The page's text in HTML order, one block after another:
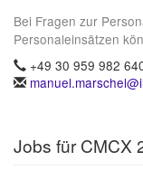
Bei Fragen zur
Personaleinsätzen
+49 30 959 982
Jobs für CMCX